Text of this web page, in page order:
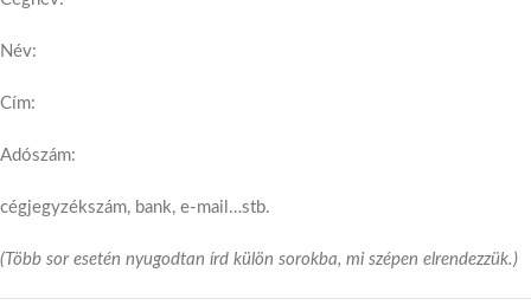
Név:
Cím:
Adószám:
cégjegyzékszám, bank, e-mail…stb.
(Több sor esetén nyugodtan írd külön sorokba, mi szépen elrendezzük.)